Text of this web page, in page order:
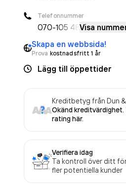
Telefonnummer
070-105 48 Visa
Skapa en webbsida!
Prova kostnadsfritt 1 år
Lägg till öppettider
Kreditbetyg från Dun
Okänd kreditvärdighet.
rating här.
Verifiera idag
Ta kontroll över ditt
fler potentiella kunder